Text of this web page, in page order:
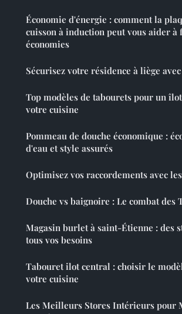
Économie d'énergie : comment la
cuisson à induction peut vous aider à
économies
Sécurisez votre résidence à liège avec
Top modèles de tabourets pour un
votre cuisine
Pommeau de douche économique :
d'eau et style assurés
Optimisez vos raccordements avec
Douche vs baignoire : Le combat des
Magasin burlet à saint-Étienne : des
tous vos besoins
Tabouret ilot central : choisir le
votre cuisine
Les Meilleurs Stores Intérieurs pour